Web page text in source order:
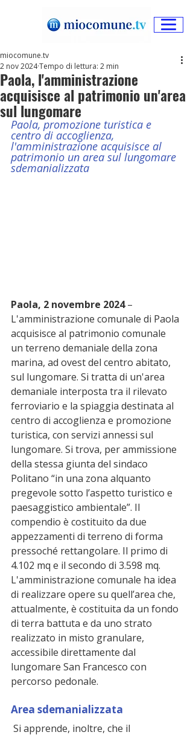
Paola, l'amministrazione
acquisisce al patrimonio un'area
sul lungomare
miocomune.tv
2 nov 2024Tempo di lettura: 2 min
Paola, promozione turistica e
centro di accoglienza,
l'amministrazione acquisisce al
patrimonio un area sul lungomare
sdemanializzata
Paola, 2 novembre 2024 –
L'amministrazione comunale di Paola
acquisisce al patrimonio comunale
un terreno demaniale della zona
marina, ad ovest del centro abitato,
sul lungomare. Si tratta di un'area
demaniale interposta tra il rilevato
ferroviario e la spiaggia destinata al
centro di accoglienza e promozione
turistica, con servizi annessi sul
lungomare. Si trova, per ammissione
della stessa giunta del sindaco
Politano “in una zona alquanto
pregevole sotto l’aspetto turistico e
paesaggistico ambientale”. Il
compendio è costituito da due
appezzamenti di terreno di forma
pressoché rettangolare. Il primo di
4.102 mq e il secondo di 3.598 mq.
L'amministrazione comunale ha idea
di realizzare opere su quell’area che,
attualmente, è costituita da un fondo
di terra battuta e da uno strato
realizzato in misto granulare,
accessibile direttamente dal
lungomare San Francesco con
percorso pedonale.
Area sdemanializzata